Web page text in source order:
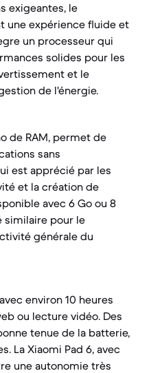
exigeantes, le
une expérience fluide et
un processeur qui
solides pour les
et le
de l'énergie.
de RAM, permet de
sans
est apprécié par les
et la création de
avec 6 Go ou 8
similaire pour le
générale du
environ 10 heures
ou lecture vidéo. Des
tenue de la batterie,
La Xiaomi Pad 6, avec
une autonomie très